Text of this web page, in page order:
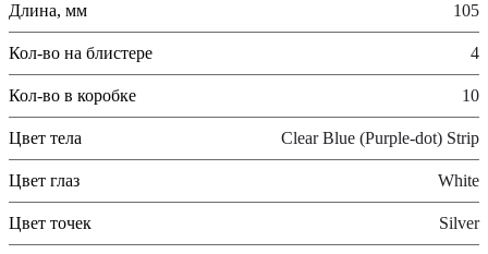
Длина, мм 105
Кол-во на блистере 4
Кол-во в коробке 10
Цвет тела Clear Blue (Purple-dot) Strip
Цвет глаз White
Цвет точек Silver